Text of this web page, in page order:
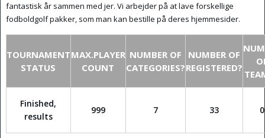
fantastisk år sammen med jer. Vi arbejder på at lave forskellige
fodboldgolf pakker, som man kan bestille på deres hjemmesider.
TOURNAMENT
STATUS
MAX.PLAYER
COUNT
NUMBER OF
CATEGORIES?
NUMBER OF
REGISTERED?
Finished,
results
999 7 33 0